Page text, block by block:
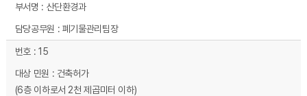
산단환경과
폐기물관리팀장
15
건축허가
(6층 이하로서 2천 제곱미터 이하)